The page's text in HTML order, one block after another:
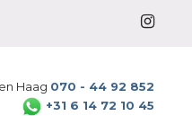
Haag 070 - 44 92 852
+31 6 14 72 10 45